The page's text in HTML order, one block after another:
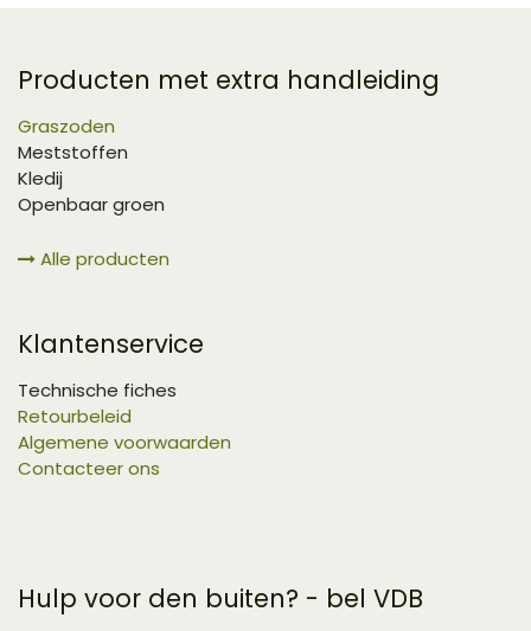
Producten met extra handleiding
Graszoden
Meststoffen
Kledij
Openbaar groen
Alle producten
Klantenservice
Technische fiches
Retourbeleid
Algemene voorwaarden
Contacteer ons
Hulp voor den buiten? - bel VDB